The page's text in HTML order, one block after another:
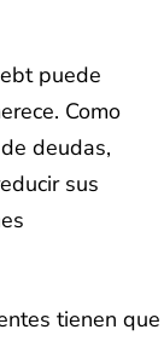
puede
Como
deudas,
sus
tienen que